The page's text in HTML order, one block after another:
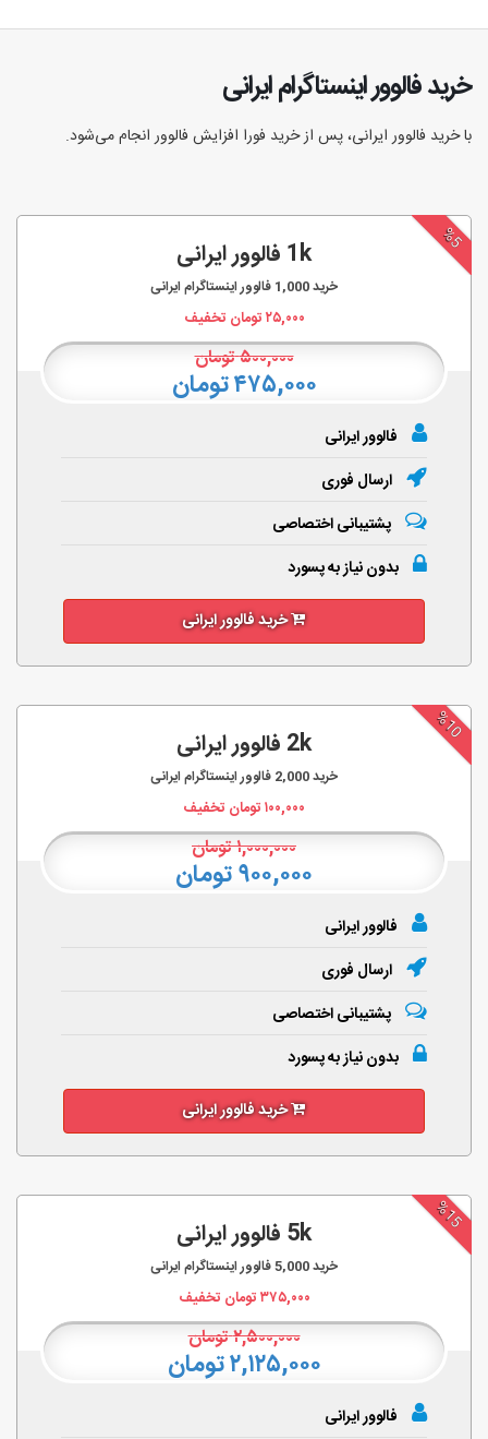
خرید فالوور اینستاگرام ایرانی
با خرید فالوور ایرانی، پس از خرید فورا افزایش فالوور انجام‌ می‌شود.
%5 1k فالوور ایرانی
خرید1,000 فالوور اینستاگرام ایرانی
۲۵,۰۰۰تومان تخفیف
۵۰۰,۰۰۰تومان
۴۷۵,۰۰۰ تومان
فالوور ایرانی
ارسال فوری
پشتیبانی اختصاصی
بدون نیاز به پسورد
خرید فالوور ایرانی
%10
2k فالوور ایرانی
خرید2,000 فالوور اینستاگرام ایرانی
۱۰۰,۰۰۰تومان تخفیف
۱,۰۰۰,۰۰۰تومان
۹۰۰,۰۰۰ تومان
فالوور ایرانی
ارسال فوری
پشتیبانی اختصاصی
بدون نیاز به پسورد
خرید فالوور ایرانی
%15
5k فالوور ایرانی
خرید5,000فالوور اینستاگرام ایرانی
۳۷۵,۰۰۰تومان تخفیف
۲,۵۰۰,۰۰۰تومان
۲,۱۲۵,۰۰۰ تومان
فالوور ایرانی